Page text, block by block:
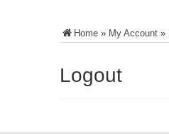
Home » My Account »
Logout